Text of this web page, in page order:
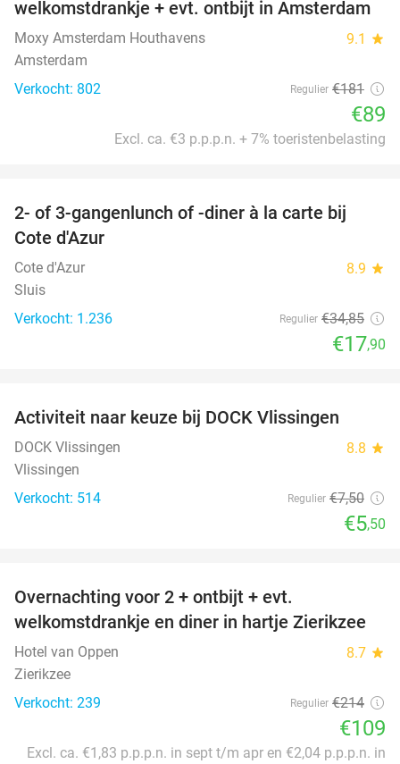
welkomstdrankje + evt. ontbijt in Amsterdam
Moxy Amsterdam Houthavens 9.1 star
Amsterdam
Verkocht: 802
Regulier €181
€89
Excl. ca. €3 p.p.p.n. + 7% toeristenbelasting
49%
2- of 3-gangenlunch of -diner à la carte bij
Cote d'Azur
Cote d'Azur 8.9 star
Sluis
Verkocht: 1.236
Regulier €34,85
€17,90
Activiteit naar keuze bij DOCK Vlissingen
DOCK Vlissingen 8.8 star
Vlissingen
Verkocht: 514
Regulier €7,50
€5,50
Overnachting voor 2 + ontbijt + evt.
welkomstdrankje en diner in hartje Zierikzee
Hotel van Oppen 8.7 star
Zierikzee
Verkocht: 239
Regulier €214
€109
Excl. ca. €1,83 p.p.p.n. in sept t/m apr en €2,04 p.p.p.n. in